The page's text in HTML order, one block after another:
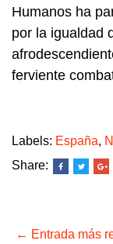
Humanos ha
por la igualdad
ferviente
Labels: España,
Share:
← Entrada más